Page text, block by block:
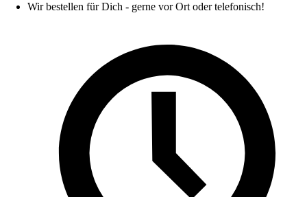
Wir bestellen für Dich - gerne vor Ort oder telefonisch!